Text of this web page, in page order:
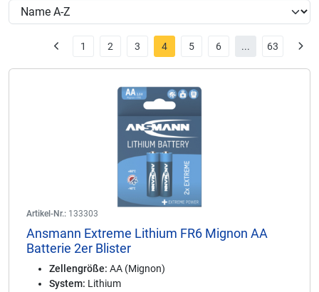
1 2 3 4 5 6 ... 63
Artikel-Nr.: 133303
Ansmann Extreme Lithium FR6 Mignon AA
Batterie 2er Blister
Zellengröße: AA (Mignon)
System: Lithium